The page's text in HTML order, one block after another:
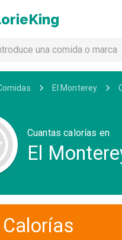
El Monterey
Cuantas calorías en
El